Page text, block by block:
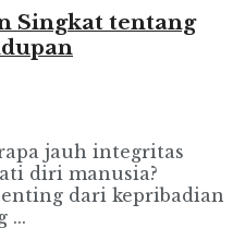
Singkat tentang
jauh integritas
diri manusia?
dari kepribadian
...